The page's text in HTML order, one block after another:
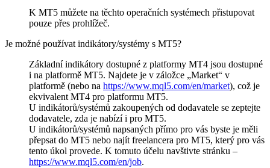
K MT5 můžete na těchto operačních systémech přistupovat
pouze přes prohlížeč.
Je možné používat indikátory/systémy s MT5?
Základní indikátory dostupné z platformy MT4 jsou dostupné
i na platformě MT5. Najdete je v záložce „Market“ v
platformě (nebo na https://www.mql5.com/en/market), což je
ekvivalent MT4 pro platformu MT5.
U indikátorů/systémů zakoupených od dodavatele se zeptejte
dodavatele, zda je nabízí i pro MT5.
U indikátorů/systémů napsaných přímo pro vás byste je měli
přepsat do MT5 nebo najít freelancera pro MT5, který pro vás
tento úkol provede. K tomuto účelu navštivte stránku –
https://www.mql5.com/en/job.